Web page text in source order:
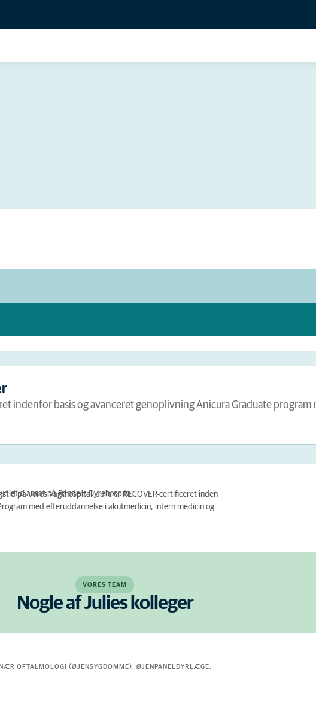
indenfor basis og avanceret genoplivning Anicura Graduate
ansat på Randers Dyrehospital.
på vores vagthospital. Julie er RECOVER-certificeret inden
med efteruddannelse i akutmedicin, intern medicin og
VORES TEAM
Nogle af Julies kolleger
OFTALMOLOGI (ØJENSYGDOMME), ØJENPANELDYRLÆGE,